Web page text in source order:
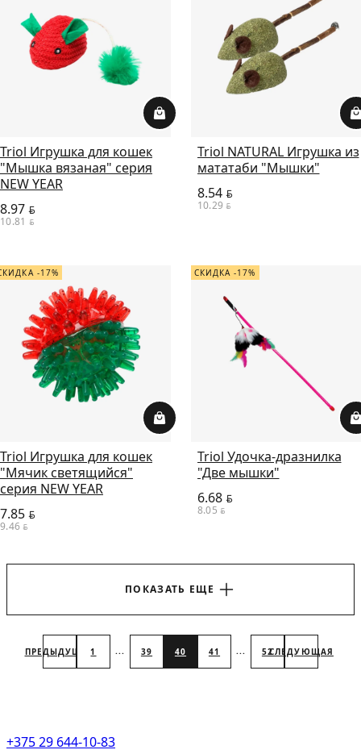
Triol Игрушка для кошек
"Мышка вязаная" серия
NEW YEAR
8.97 BYN
10.81 BYN
Triol NATURAL Игрушка из
мататаби "Мышки"
8.54BYN
10.29 BYN
-17%
Triol Игрушка для кошек
"Мячик светящийся"
серия NEW YEAR
7.85 BYN
9.46 BYN
СКИДКА -17%
Triol Удочка-дразнилка
"Две мышки"
6.68BYN
8.05 BYN
ПОКАЗАТЬ ЕЩЕ
ПРЕДЫДУЩАЯ
1 ... 39 40 41 ... 52СЛЕДУЮЩАЯ
+375 29 644-10-83